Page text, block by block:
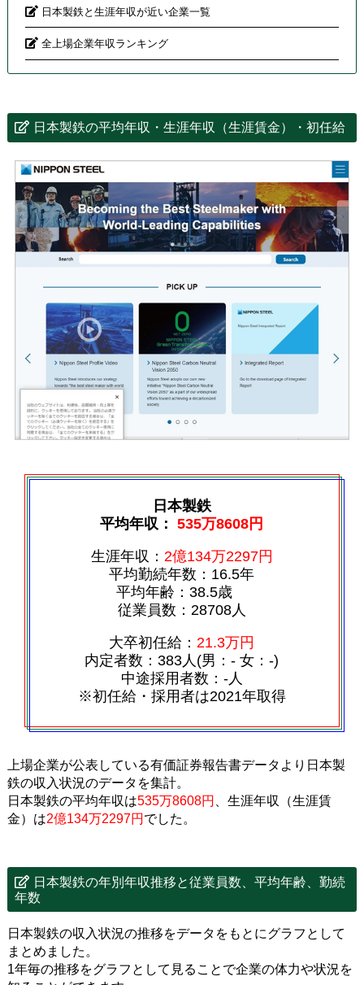
日本製鉄と生涯年収が近い企業一覧
全上場企業年収ランキング
日本製鉄の平均年収・生涯年収（生涯賃金）・初任給
日本製鉄
平均年収：535万8608円
生涯年収： 2億134万2297円
平均勤続年数：16.5年
平均年齢：38.5歳
従業員数：28708人
大卒初任給： 21.3万円
内定者数：383人(男：‐ 女：‐)
中途採用者数：‐人
※初任給・採用者は2021年取得
上場企業が公表している有価証券報告書データより日本製
鉄の収入状況のデータを集計。
日本製鉄の平均年収は535万8608円
、生涯年収（生涯賃
金）は2億134万2297円 でした。
日本製鉄の年別年収推移と従業員数、平均年齢、勤続
年数
日本製鉄の収入状況の推移をデータをもとにグラフとして
まとめました。
1年毎の推移をグラフとして見ることで企業の体力や状況を